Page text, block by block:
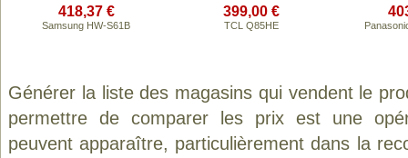
418,37 €
Samsung HW-S61B
399,00 €
TCL Q85HE
Générer la liste des magasins qui vendent le
permettre de comparer les prix est une
peuvent apparaître, particulièrement dans la